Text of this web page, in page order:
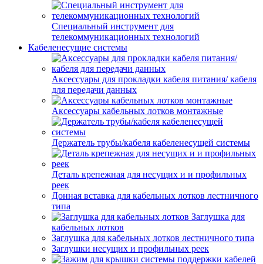
Специальный инструмент для
телекоммуникационных технологий
Кабеленесущие системы
Аксессуары для прокладки кабеля питания/ кабеля
для передачи данных
Аксессуары кабельных лотков монтажные
Держатель трубы/кабеля кабеленесущей системы
Деталь крепежная для несущих и и профильных
реек
Донная вставка для кабельных лотков лестничного
типа
Заглушка для
кабельных лотков
Заглушка для кабельных лотков лестничного типа
Заглушки несущих и профильных реек